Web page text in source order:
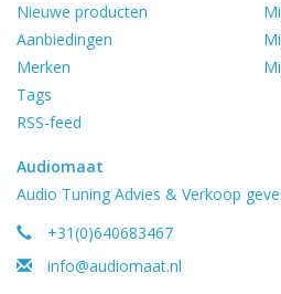
Nieuwe producten
Aanbiedingen
Merken
Tags
RSS-feed
Audiomaat
Audio Tuning Advies & Verkoop
+31(0)640683467
info@audiomaat.nl